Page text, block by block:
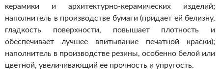
керамики и архитектурно-керамических изделий;
наполнитель в производстве бумаги (придает ей белизну,
гладкость поверхности, повышает плотность и
обеспечивает лучшее впитывание печатной краски);
наполнитель в производстве резины, особенно белой или
цветной, увеличивающий ее прочность и упругость.